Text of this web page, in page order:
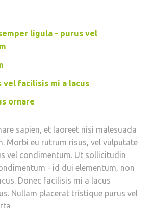
ligula - purus vel
vel facilisis mi a lacus
ornare
sapien, et laoreet nisi malesuada
Morbi eu rutrum risus, vel vulputate
vel condimentum. Ut sollicitudin
- id dui elementum, non
Donec facilisis mi a lacus
Nullam placerat tristique purus vel